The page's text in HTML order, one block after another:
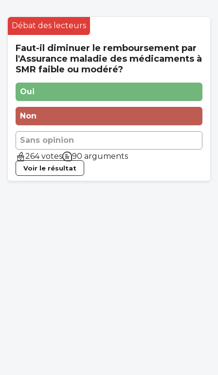
Débat des lecteurs
Faut-il diminuer le remboursement par
l'Assurance maladie des médicaments à
SMR faible ou modéré?
Oui
Non
Sans opinion
264 votes
90 arguments
Voir le résultat